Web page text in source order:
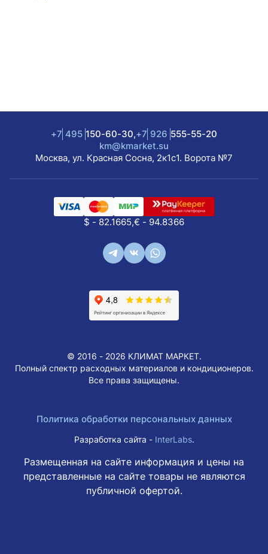
+7 495 150-60-30,+7 926 555-55-20
km@kmarket.su
Москва, ул. Красная Сосна, 2к1с1. Ворота №7
$ - 82.1665,€ - 94.8366
© 2016 - 2026 КЛИМАТ МАРКЕТ.
Полный спектр расходных материалов и кондиционеров.
Все права защищены.
Политика обработки персональных данных
Разработка сайта - InterLabs.
Размещенная на сайте информация и цены на
представленные на сайте товары не являются
публичной офертой.